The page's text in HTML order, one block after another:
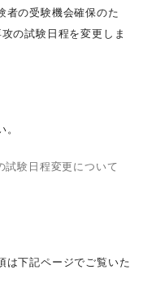
者の受験機会確保のた
の試験日程を変更しま
試験日程変更について
は下記ページでご覧いた